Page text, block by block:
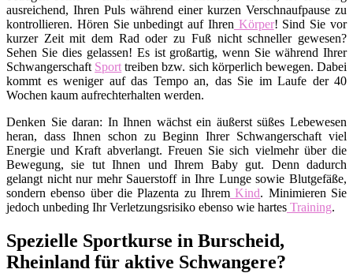
ausreichend, Ihren Puls während einer kurzen Verschnaufpause zu
kontrollieren. Hören Sie unbedingt auf Ihren Körper! Sind Sie vor
kurzer Zeit mit dem Rad oder zu Fuß nicht schneller gewesen?
Sehen Sie dies gelassen! Es ist großartig, wenn Sie während Ihrer
Schwangerschaft Sport treiben bzw. sich körperlich bewegen. Dabei
kommt es weniger auf das Tempo an, das Sie im Laufe der 40
Wochen kaum aufrechterhalten werden.
Denken Sie daran: In Ihnen wächst ein äußerst süßes Lebewesen
heran, dass Ihnen schon zu Beginn Ihrer Schwangerschaft viel
Energie und Kraft abverlangt. Freuen Sie sich vielmehr über die
Bewegung, sie tut Ihnen und Ihrem Baby gut. Denn dadurch
gelangt nicht nur mehr Sauerstoff in Ihre Lunge sowie Blutgefäße,
sondern ebenso über die Plazenta zu Ihrem Kind. Minimieren Sie
jedoch unbeding Ihr Verletzungsrisiko ebenso wie hartes Training.
Spezielle Sportkurse in Burscheid,
Rheinland für aktive Schwangere?